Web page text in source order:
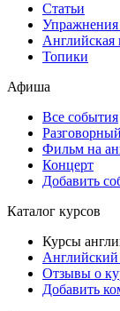
Статьи
Английская
Топики
Афиша
Все события
Фильм на
Концерт
Добавить
Каталог курсов
Курсы
Отзывы о
Добавить